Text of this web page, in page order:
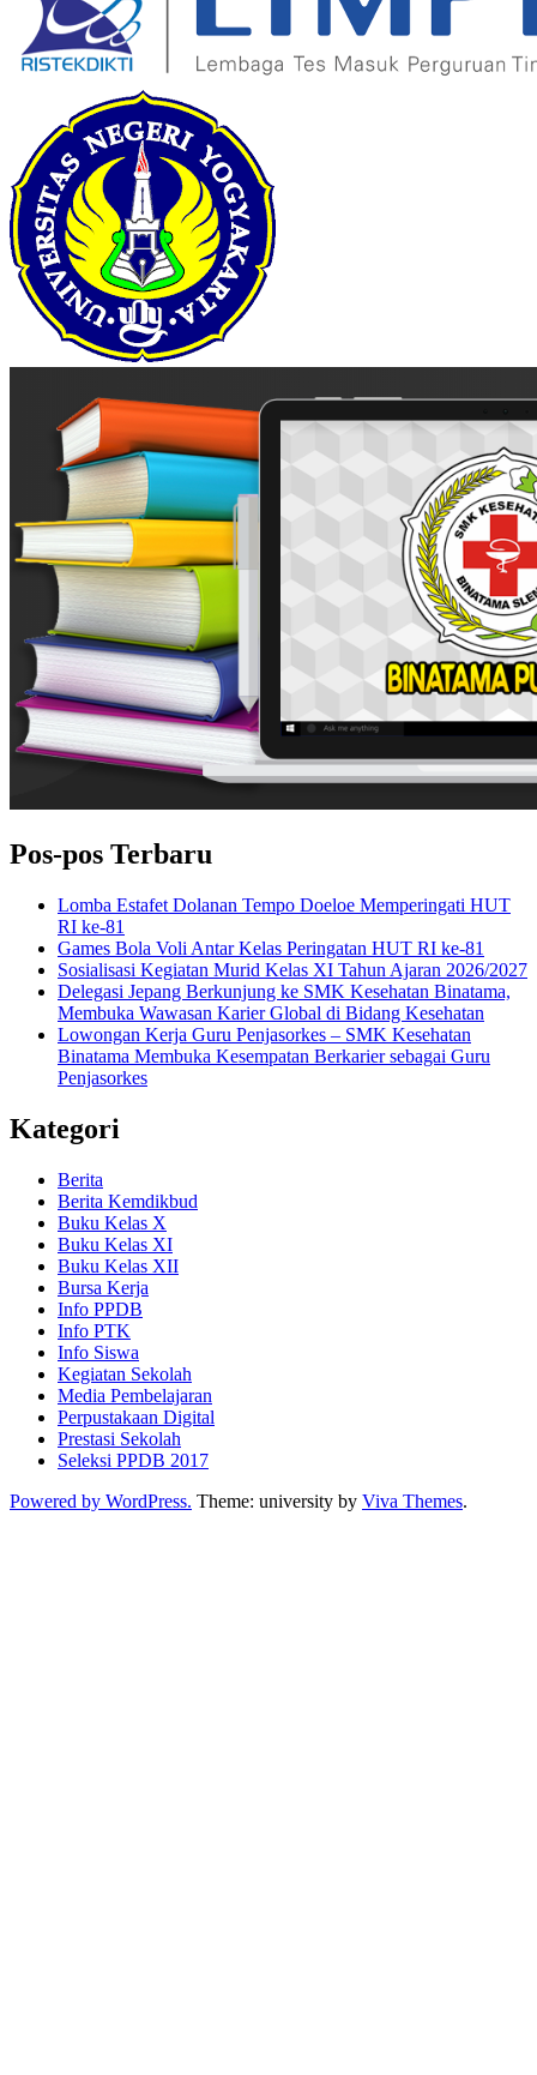
Pos-pos Terbaru
Lomba Estafet Dolanan Tempo Doeloe Memperingati HUT
RI ke-81
Games Bola Voli Antar Kelas Peringatan HUT RI ke-81
Sosialisasi Kegiatan Murid Kelas XI Tahun Ajaran 2026/2027
Delegasi Jepang Berkunjung ke SMK Kesehatan Binatama,
Membuka Wawasan Karier Global di Bidang Kesehatan
Lowongan Kerja Guru Penjasorkes – SMK Kesehatan
Binatama Membuka Kesempatan Berkarier sebagai Guru
Penjasorkes
Kategori
Berita
Berita Kemdikbud
Buku Kelas X
Buku Kelas XI
Buku Kelas XII
Bursa Kerja
Info PPDB
Info PTK
Info Siswa
Kegiatan Sekolah
Media Pembelajaran
Perpustakaan Digital
Prestasi Sekolah
Seleksi PPDB 2017
Powered by WordPress. Theme: university by Viva Themes.